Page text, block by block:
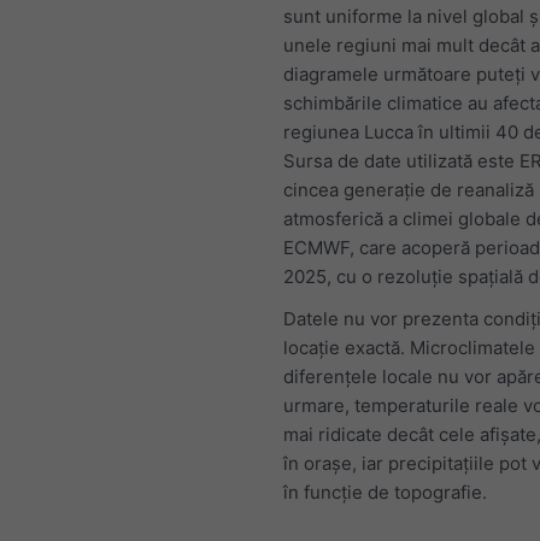
sunt uniforme la nivel global
unele regiuni mai mult decât
diagramele următoare puteți
schimbările climatice au
regiunea Lucca în ultimii 40
Sursa de date utilizată este
cincea generație de reanaliză
atmosferică a climei globale
ECMWF, care acoperă
2025, cu o rezoluție spațială
Datele nu vor prezenta
locație exactă. Microclimatele
diferențele locale nu vor
urmare, temperaturile reale
mai ridicate decât cele
în orașe, iar precipitațiile pot
în funcție de topografie.